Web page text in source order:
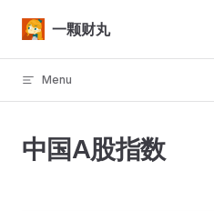
Skip to content
一颗财丸
Menu
中国A股指数